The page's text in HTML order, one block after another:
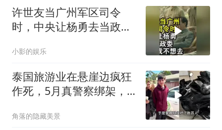
许世友当广州军区司令
时，中央让杨勇去当政
小影的娱乐
泰国旅游业在悬崖边疯狂
作死，5月真警察绑架，7
角落的隐藏美景